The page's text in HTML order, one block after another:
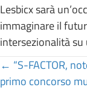
Lesbicx sarà
immaginare il
intersezionalità su
Posts
← “S-FACTOR,
primo concorso